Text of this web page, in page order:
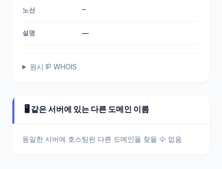
노선 —
설명 —
원시 IP WHOIS
🖥️ 같은 서버에 있는 다른 도메인 이름
동일한 서버에 호스팅된 다른 도메인을 찾을 수 없음